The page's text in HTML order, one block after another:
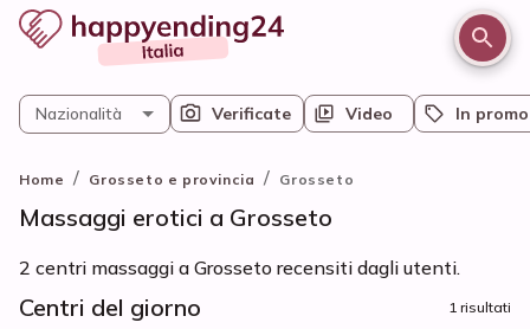
Verificate Video In promo
Nazionalità
Home / Grosseto e provincia / Grosseto
Massaggi erotici a Grosseto
2 centri massaggi a Grosseto recensiti dagli utenti.
Centri del giorno 1 risultati